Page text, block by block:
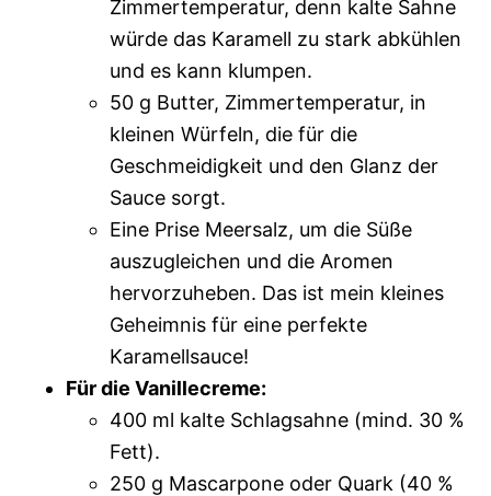
Zimmertemperatur, denn kalte Sahne
würde das Karamell zu stark abkühlen
und es kann klumpen.
50 g Butter, Zimmertemperatur, in
kleinen Würfeln, die für die
Geschmeidigkeit und den Glanz der
Sauce sorgt.
Eine Prise Meersalz, um die Süße
auszugleichen und die Aromen
hervorzuheben. Das ist mein kleines
Geheimnis für eine perfekte
Karamellsauce!
Für die Vanillecreme:
400 ml kalte Schlagsahne (mind. 30 %
Fett).
250 g Mascarpone oder Quark (40 %